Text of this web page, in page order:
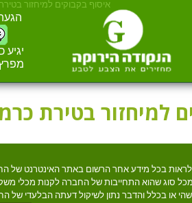
איסוף בקבוקים למיחזור בטירת
בכל מידע אחר הרשום באתר האינטרנט של
שהוא התחייבות של החברה לקנות מכלי משקה
או בכלל והדבר נתון לשיקול דעתה הבלעדי של
הגעה
יגיע
מפרץ
למיחזור בטירת כרמל
בטירת כרמל
בטירת כרמללמעלה מעשרים שנים.
מכלים ברי פקדון, פלסטיק, זכוכית ופח.